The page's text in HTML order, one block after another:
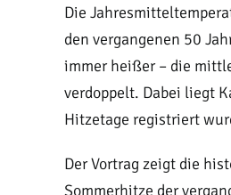
Die
den vergangenen 50
immer heißer – die
verdoppelt. Dabei liegt
Hitzetage registriert
Der Vortrag zeigt die
Sommerhitze der